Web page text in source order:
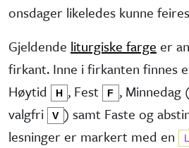
onsdager like­ledes kunne feires
Gjeldende liturgiske farge er
firkant. Inne i firkanten finnes
Høytid
H , Fest F , Minne­dag
valg­fri
V ) samt Faste og
lesninger er markert med en
L